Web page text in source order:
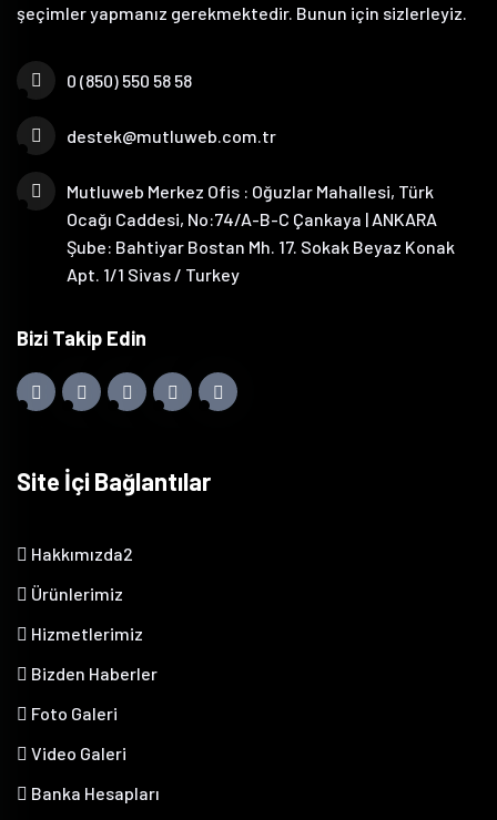
şeçimler yapmanız gerekmektedir. Bunun için sizlerleyiz.
0 (850) 550 58 58
destek@mutluweb.com.tr
Mutluweb Merkez Ofis : Oğuzlar Mahallesi, Türk
Ocağı Caddesi, No:74/A-B-C Çankaya | ANKARA
Şube: Bahtiyar Bostan Mh. 17. Sokak Beyaz Konak
Apt. 1/1 Sivas / Turkey
Bizi Takip Edin
Site İçi Bağlantılar
Hakkımızda2
Ürünlerimiz
Hizmetlerimiz
Bizden Haberler
Foto Galeri
Video Galeri
Banka Hesapları